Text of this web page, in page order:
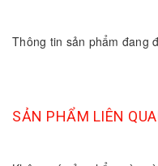
Thông tin sản phẩm đang
SẢN PHẨM LIÊN